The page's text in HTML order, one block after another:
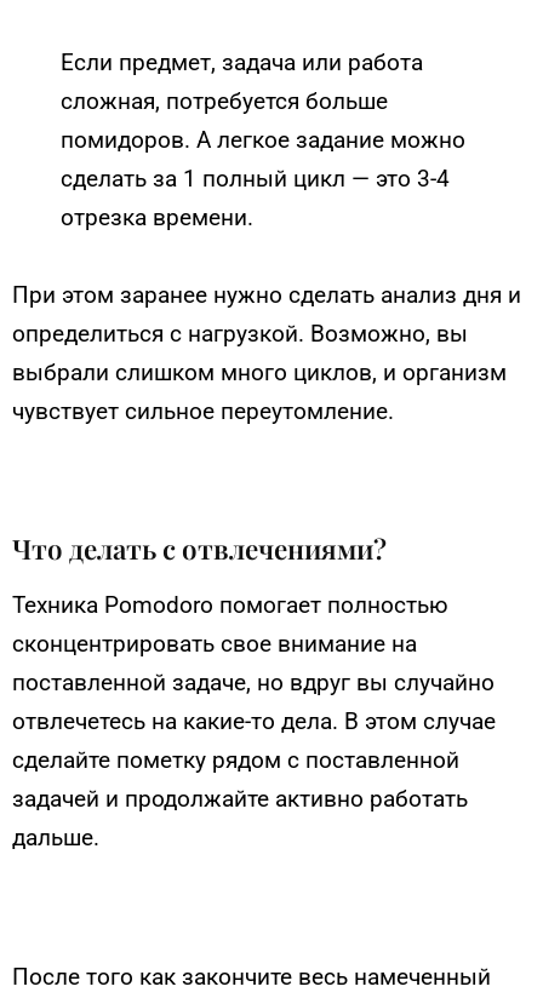
Если предмет, задача или работа
сложная, потребуется больше
помидоров. А легкое задание можно
сделать за 1 полный цикл — это 3-4
отрезка времени.
При этом заранее нужно сделать анализ дня и
определиться с нагрузкой. Возможно, вы
выбрали слишком много циклов, и организм
чувствует сильное переутомление.
Что делать с отвлечениями?
Техника Pomodoro помогает полностью
сконцентрировать свое внимание на
поставленной задаче, но вдруг вы случайно
отвлечетесь на какие-то дела. В этом случае
сделайте пометку рядом с поставленной
задачей и продолжайте активно работать
дальше.
После того как закончите весь намеченный